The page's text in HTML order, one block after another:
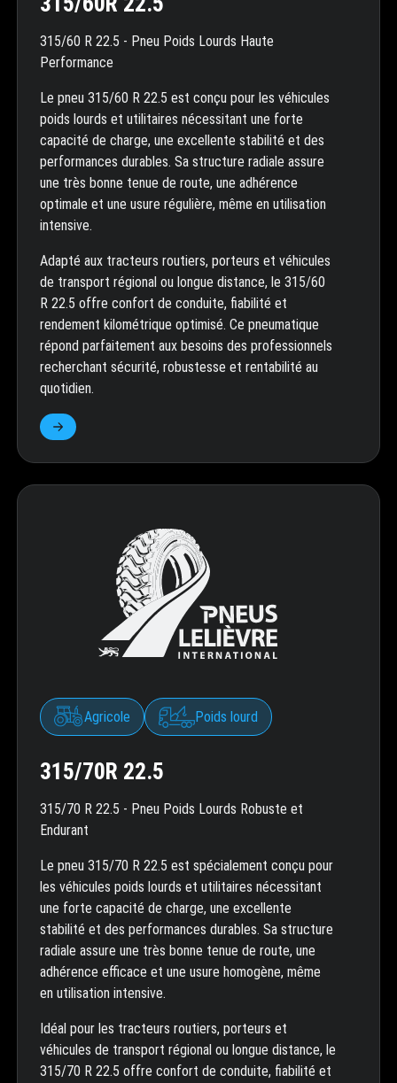
315/60 R 22.5 - Pneu Poids Lourds Haute
Performance
Le pneu 315/60 R 22.5 est conçu pour les véhicules
poids lourds et utilitaires nécessitant une forte
capacité de charge, une excellente stabilité et des
performances durables. Sa structure radiale assure
une très bonne tenue de route, une adhérence
optimale et une usure régulière, même en utilisation
intensive.
Adapté aux tracteurs routiers, porteurs et véhicules
de transport régional ou longue distance, le 315/60
R 22.5 offre confort de conduite, fiabilité et
rendement kilométrique optimisé. Ce pneumatique
répond parfaitement aux besoins des professionnels
recherchant sécurité, robustesse et rentabilité au
quotidien.
Agricole Poids lourd
315/70R 22.5
315/70 R 22.5 - Pneu Poids Lourds Robuste et
Endurant
Le pneu 315/70 R 22.5 est spécialement conçu pour
les véhicules poids lourds et utilitaires nécessitant
une forte capacité de charge, une excellente
stabilité et des performances durables. Sa structure
radiale assure une très bonne tenue de route, une
adhérence efficace et une usure homogène, même
en utilisation intensive.
Idéal pour les tracteurs routiers, porteurs et
véhicules de transport régional ou longue distance, le
315/70 R 22.5 offre confort de conduite, fiabilité et